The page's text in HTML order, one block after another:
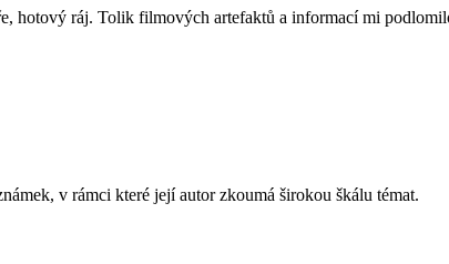
hotový ráj. Tolik filmových artefaktů a informací mi
v rámci které její autor zkoumá širokou škálu témat.